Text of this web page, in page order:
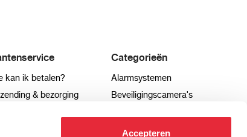
Accepteren
kan ik betalen?
& bezorging
Categorieën
Alarmsystemen
Beveiligingscamera's
Hikvision camera's